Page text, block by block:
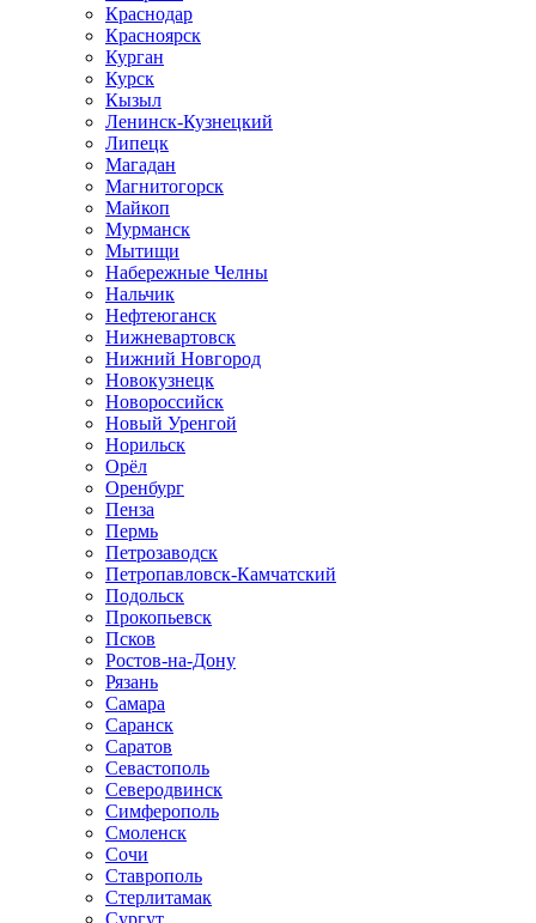
Краснодар
Красноярск
Курган
Курск
Кызыл
Ленинск-Кузнецкий
Липецк
Магадан
Магнитогорск
Майкоп
Мурманск
Мытищи
Набережные Челны
Нальчик
Нефтеюганск
Нижневартовск
Нижний Новгород
Новокузнецк
Новороссийск
Новый Уренгой
Норильск
Орёл
Оренбург
Пенза
Пермь
Петрозаводск
Петропавловск-Камчатский
Подольск
Прокопьевск
Псков
Ростов-на-Дону
Рязань
Самара
Саранск
Саратов
Севастополь
Северодвинск
Симферополь
Смоленск
Сочи
Ставрополь
Стерлитамак
Сургут